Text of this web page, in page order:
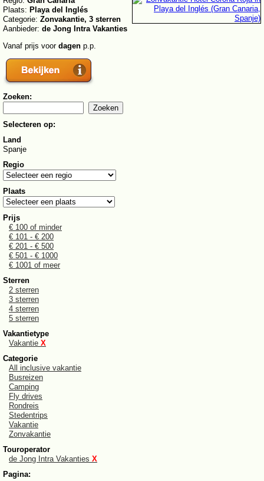
Plaats: Playa del Inglés
Categorie: Zonvakantie, 3 sterren
Aanbieder: de Jong Intra Vakanties
Vanaf prijs voor dagen p.p.
Zoeken:
Selecteren op:
Land
Spanje
Regio
Plaats
Prijs
€ 100 of minder
€ 101 - € 200
€ 201 - € 500
€ 501 - € 1000
€ 1001 of meer
Sterren
2 sterren
3 sterren
4 sterren
5 sterren
Vakantietype
Vakantie X
Categorie
All inclusive vakantie
Busreizen
Camping
Fly drives
Rondreis
Stedentrips
Vakantie
Zonvakantie
Touroperator
de Jong Intra Vakanties X
Pagina: